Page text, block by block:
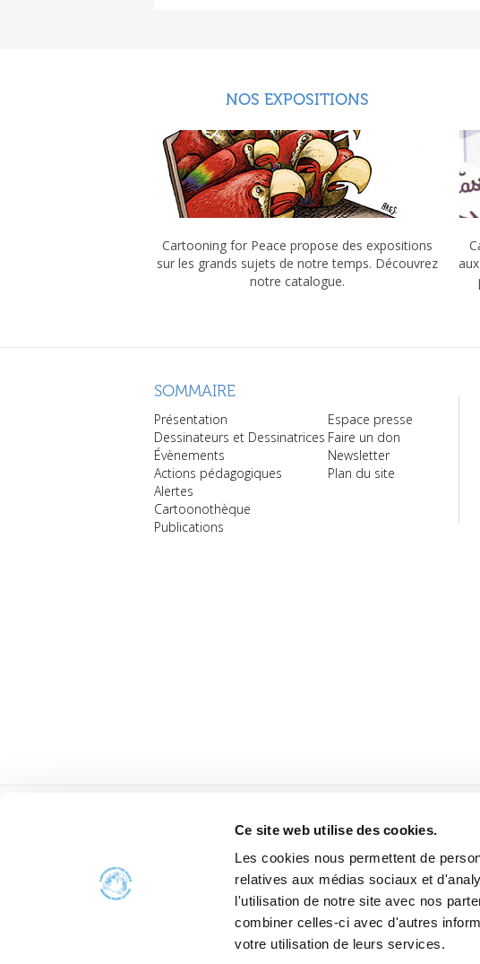
Ce site web utilise des cookies.
Les cookies nous permettent de
relatives aux médias sociaux et
l'utilisation de notre site avec nos
combiner celles-ci avec d'autres
votre utilisation de leurs services.
NOS EXPOSITIONS
Cartooning for Peace propose des expositions
sur les grands sujets de notre temps. Découvrez
notre catalogue.
SOMMAIRE
Présentation
Dessinateurs et Dessinatrices
Évènements
Actions pédagogiques
Alertes
Cartoonothèque
Publications
Espace presse
Faire un don
Newsletter
Plan du site
Site réalisé